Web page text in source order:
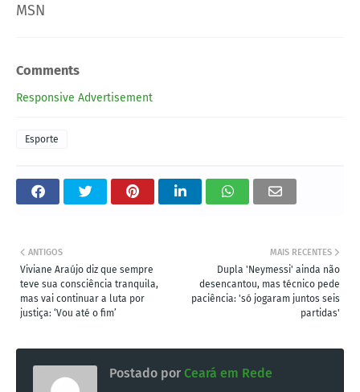
MSN
Comments
Responsive Advertisement
Esporte
MAIS RECENTES
Dupla 'Neymessi' ainda não
desencantou, mas técnico pede
paciência: 'só jogaram juntos seis
partidas'
ANTIGOS
Viviane Araújo diz que sempre
teve sua consciência tranquila,
mas vai continuar a luta por
justiça: ‘Vou até o fim’
Postado por Ceará em Rede